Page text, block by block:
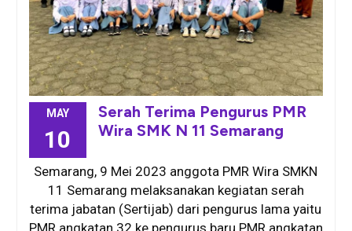
MAY
10
Serah Terima Pengurus PMR
Wira SMK N 11 Semarang
Semarang, 9 Mei 2023 anggota PMR Wira SMKN
11 Semarang melaksanakan kegiatan serah
terima jabatan (Sertijab) dari pengurus lama yaitu
PMR angkatan 32 ke pengurus baru PMR angkatan